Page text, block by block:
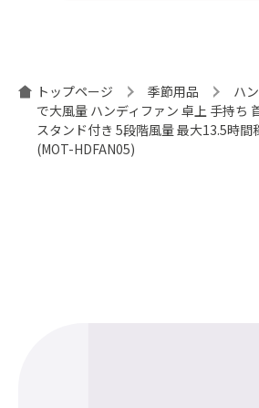
トップページ 季節用品 ハ
で大風量 ハンディファン 卓上 手持ち
スタンド付き 5段階風量 最大13.5時間
(MOT-HDFAN05)